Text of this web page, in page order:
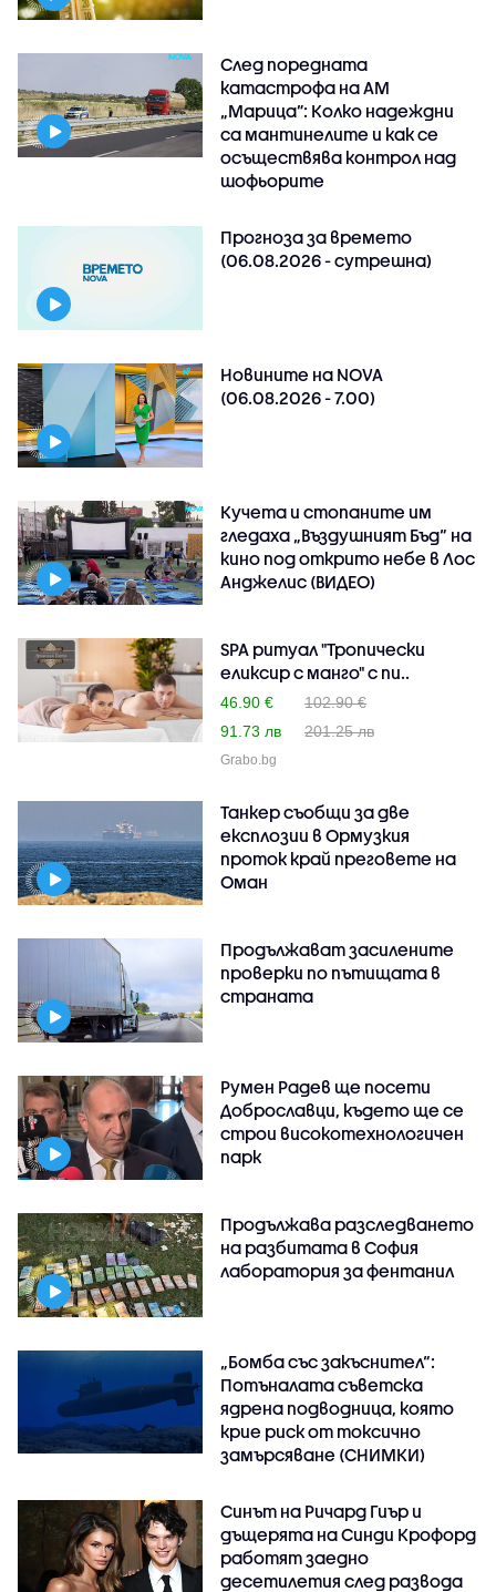
След поредната
катастрофа на АМ
„Марица”: Колко надеждни
са мантинелите и как се
осъществява контрол над
шофьорите
Прогноза за времето
(06.08.2026 - сутрешна)
Новините на NOVA
(06.08.2026 - 7.00)
Кучета и стопаните им
гледаха „Въздушният Бъд“ на
кино под открито небе в Лос
Анджелис (ВИДЕО)
SPA ритуал "Тропически
еликсир с манго" с пи..
46.90 €
102.90 €
91.73 лв
201.25 лв
Grabo.bg
Танкер съобщи за две
експлозии в Ормузкия
проток край преговете на
Оман
Продължават засилените
проверки по пътищата в
страната
Румен Радев ще посети
Доброславци, където ще се
строи високотехнологичен
парк
Продължава разследването
на разбитата в София
лаборатория за фентанил
„Бомба със закъснител“:
Потъналата съветска
ядрена подводница, която
крие риск от токсично
замърсяване (СНИМКИ)
Синът на Ричард Гиър и
дъщерята на Синди Крофорд
работят заедно
десетилетия след развода